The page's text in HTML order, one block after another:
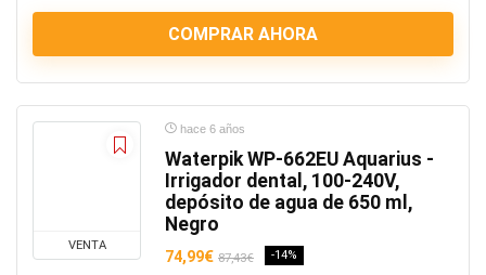
COMPRAR AHORA
VENTA
hace 6 años
Waterpik WP-662EU Aquarius -
Irrigador dental, 100-240V,
depósito de agua de 650 ml,
Negro
74,99€ 87,43€ -14%